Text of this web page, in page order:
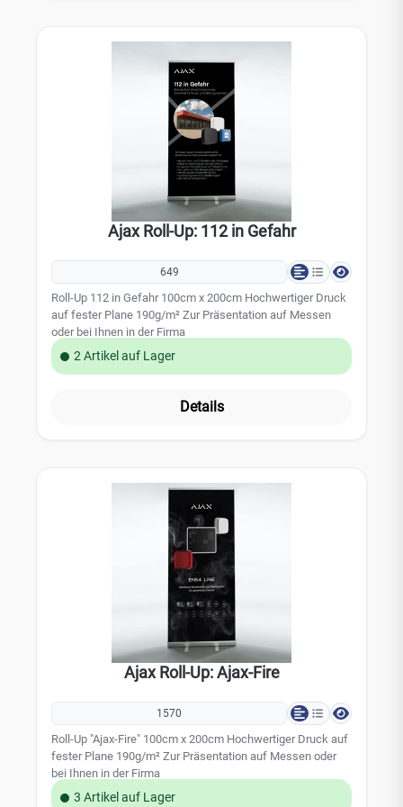
Ajax Roll-Up: 112 in Gefahr
649
Roll-Up 112 in Gefahr 100cm x 200cm Hochwertiger Druck
auf fester Plane 190g/m² Zur Präsentation auf Messen
oder bei Ihnen in der Firma
2 Artikel auf Lager
Details
Ajax Roll-Up: Ajax-Fire
1570
Roll-Up "Ajax-Fire" 100cm x 200cm Hochwertiger Druck auf
fester Plane 190g/m² Zur Präsentation auf Messen oder
bei Ihnen in der Firma
3 Artikel auf Lager